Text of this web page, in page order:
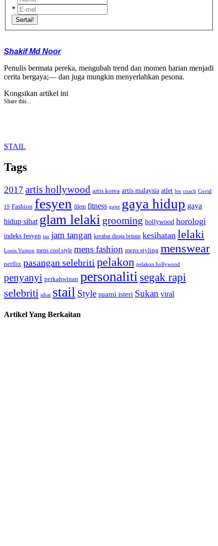
*
Sertai!
Shakif Md Noor
Penulis bermata pereka, mengubah trend dan momen harian menjadi
cerita bergaya;— dan juga mungkin menyerlahkan pesona.
Kongsikan artikel ini
Share this...
STAIL
Tags
2017 artis hollywood artis korea artis malaysia atlet bts coach Covid
19 Fashion fesyen filem fitness gajet gaya hidup gaya
hidup sihat glam lelaki grooming hollywood horologi
indeks fesyen isu jam tangan kerabat diraja britain kesihatan lelaki
Louis Vuitton mens cool style mens fashion mens styling menswear
netflix pasangan selebriti pelakon pelakon hollywood
penyanyi perkahwinan personaliti segak rapi
selebriti sihat stail Style suami isteri Sukan viral
Artikel Yang Berkaitan